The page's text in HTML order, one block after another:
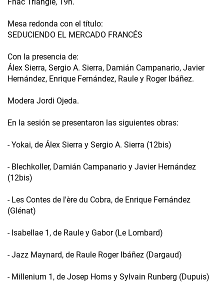
Mesa redonda con el título:
SEDUCIENDO EL MERCADO FRANCÉS
Con la presencia de:
Álex Sierra, Sergio A. Sierra, Damián Campanario, Javier
Hernández, Enrique Fernández, Raule y Roger Ibáñez.
Modera Jordi Ojeda.
En la sesión se presentaron las siguientes obras:
- Yokai, de Álex Sierra y Sergio A. Sierra (12bis)
- Blechkoller, Damián Campanario y Javier Hernández
(12bis)
- Les Contes de l'ère du Cobra, de Enrique Fernández
(Glénat)
- Isabellae 1, de Raule y Gabor (Le Lombard)
- Jazz Maynard, de Raule Roger Ibáñez (Dargaud)
- Millenium 1, de Josep Homs y Sylvain Runberg (Dupuis)